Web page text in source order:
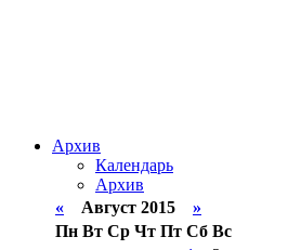
Архив
Календарь
Архив
« Август 2015 »
Пн Вт Ср Чт Пт Сб Вс